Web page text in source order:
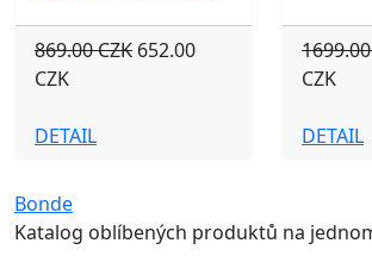
869.00 CZK 652.00
CZK
DETAIL
CZK
DETAIL
Bonde
Katalog oblíbených produktů na